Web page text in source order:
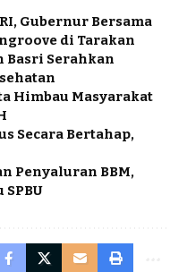
Gubernur Bersama
di Tarakan
Basri Serahkan
Himbau Masyarakat
Secara Bertahap,
Penyaluran BBM,